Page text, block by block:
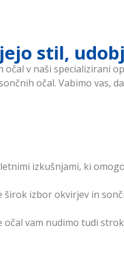
stil,
v naši specializirani
očal. Vabimo vas,
izkušnjami, ki
izbor okvirjev in
očal vam nudimo tudi